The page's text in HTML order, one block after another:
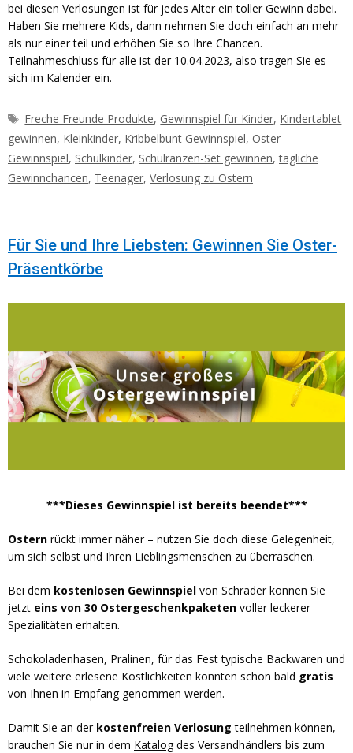
bei diesen Verlosungen ist für jedes Alter ein toller Gewinn dabei.
Haben Sie mehrere Kids, dann nehmen Sie doch einfach an mehr
als nur einer teil und erhöhen Sie so Ihre Chancen.
Teilnahmeschluss für alle ist der 10.04.2023, also tragen Sie es
sich im Kalender ein.
Schlagwörter
Freche Freunde Produkte, Gewinnspiel für Kinder, Kindertablet
gewinnen, Kleinkinder, Kribbelbunt Gewinnspiel, Oster
Gewinnspiel, Schulkinder, Schulranzen-Set gewinnen,tägliche
Gewinnchancen, Teenager, Verlosung zu Ostern
Für Sie und Ihre Liebsten: Gewinnen Sie Oster-
Präsentkörbe
***Dieses Gewinnspiel ist bereits beendet***
Ostern rückt immer näher – nutzen Sie doch diese Gelegenheit,
um sich selbst und Ihren Lieblingsmenschen zu überraschen.
Bei dem kostenlosen Gewinnspiel von Schrader können Sie
jetzt eins von 30 Ostergeschenkpaketen voller leckerer
Spezialitäten erhalten.
Schokoladenhasen, Pralinen, für das Fest typische Backwaren und
viele weitere erlesene Köstlichkeiten könnten schon bald gratis
von Ihnen in Empfang genommen werden.
Damit Sie an der kostenfreien Verlosung teilnehmen können,
brauchen Sie nur in dem Katalogdes Versandhändlers bis zum